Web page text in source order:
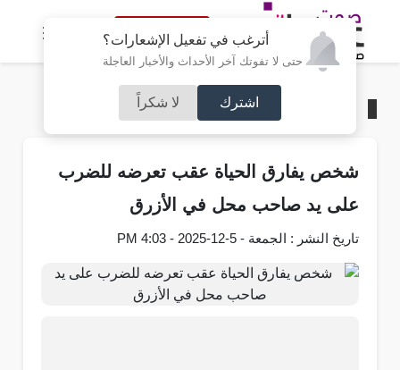
أترغب في تفعيل الإشعارات؟
حتى لا تفوتك آخر الأحداث والأخبار العاجلة
اشترك لا شكراً
النسخة الكاملة
ملفات أمنية
شخص يفارق الحياة عقب تعرضه للضرب
على يد صاحب محل في الأزرق
تاريخ النشر : الجمعة - 5-12-2025 - 4:03 PM